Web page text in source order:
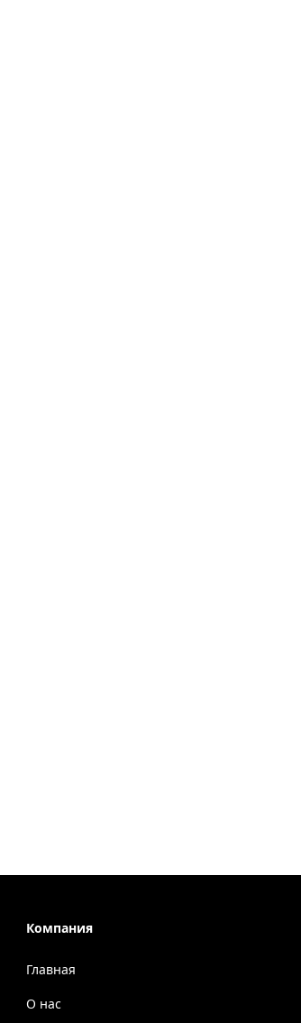
Компания
Главная
О нас